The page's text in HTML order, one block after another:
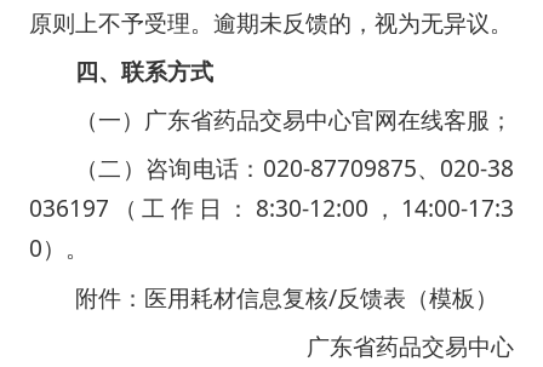
原则上不予受理。逾期未反馈的，视为无异议。
四、联系方式
（一）广东省药品交易中心官网在线客服；
（二）咨询电话：020-87709875、020-38
036197（工作日：8:30-12:00，14:00-17:3
0）。
附件：医用耗材信息复核/反馈表（模板）
广东省药品交易中心